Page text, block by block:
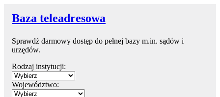
Baza teleadresowa
Sprawdź darmowy dostęp do pełnej bazy m.in. sądów i
urzędów.
Rodzaj instytucji:
Województwo: